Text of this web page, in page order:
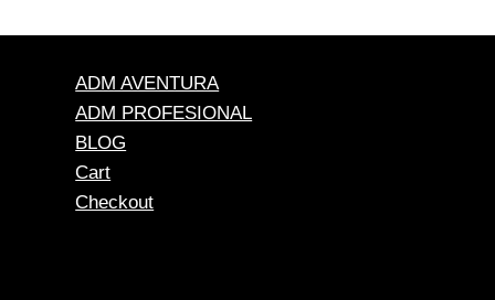
ADM AVENTURA
ADM PROFESIONAL
BLOG
Cart
Checkout